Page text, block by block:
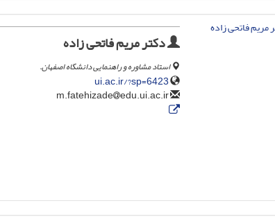
دکتر مریم فاتحی زاده
استاد مشاوره و راهنمایی دانشگاه اصفهان.
ui.ac.ir/?sp=6423
edu.ui.ac.ir